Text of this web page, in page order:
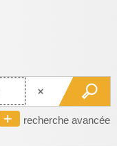
recherche avancée